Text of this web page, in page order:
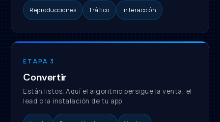
Reproducciones Tráfico Interacción
ETAPA 3
Convertir
Están listos. Aquí el algoritmo persigue la venta, el
lead o la instalación de tu app.